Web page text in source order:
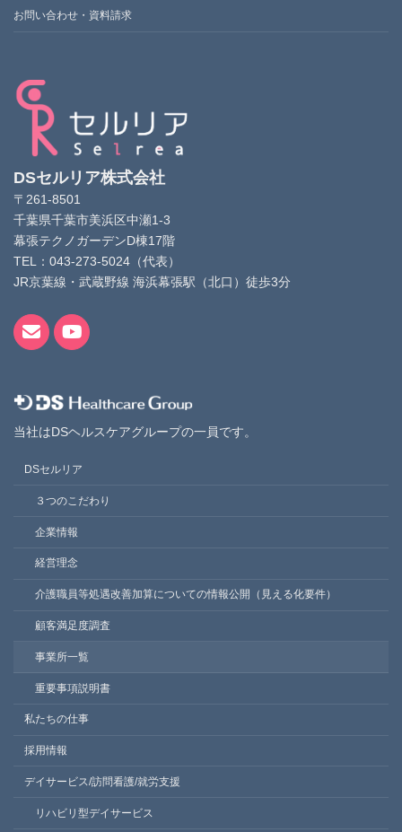
お問い合わせ・資料請求
DSセルリア株式会社
〒261-8501
千葉県千葉市美浜区中瀬1-3
幕張テクノガーデンD棟17階
TEL：043-273-5024（代表）
JR京葉線・武蔵野線 海浜幕張駅（北口）徒歩3分
当社はDSヘルスケアグループの一員です。
DSセルリア
３つのこだわり
企業情報
経営理念
介護職員等処遇改善加算についての情報公開（見える化要件）
顧客満足度調査
事業所一覧
重要事項説明書
私たちの仕事
採用情報
デイサービス/訪問看護/就労支援
リハビリ型デイサービス